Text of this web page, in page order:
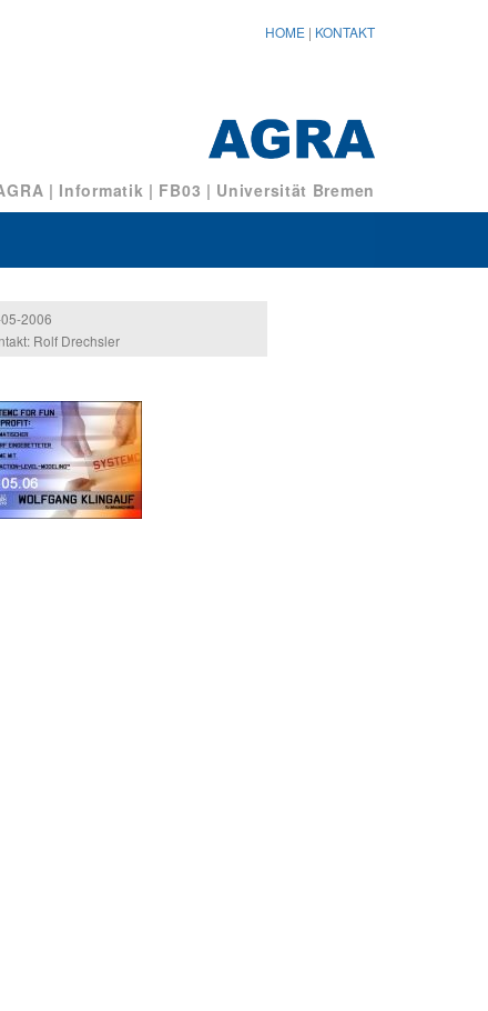
HOME | KONTAKT
| Informatik | FB03 | Universität Bremen
2006
Rolf Drechsler